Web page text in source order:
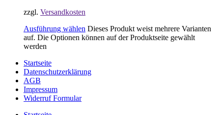
zzgl. Versandkosten
Ausführung wählen Dieses Produkt weist mehrere Varianten
auf. Die Optionen können auf der Produktseite gewählt
werden
Startseite
Datenschutzerklärung
AGB
Impressum
Widerruf Formular